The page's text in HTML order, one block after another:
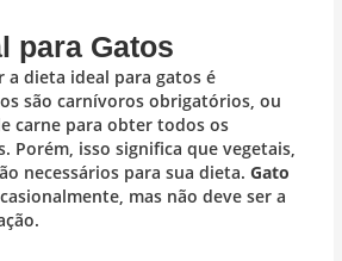
para Gatos
dieta ideal para gatos é
são carnívoros obrigatórios, ou
carne para obter todos os
Porém, isso significa que vegetais,
necessários para sua dieta.Gato
mas não deve ser a